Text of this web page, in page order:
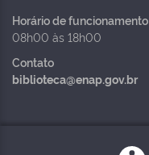
Horário de funcionamento
08h00 às 18h00
Contato
biblioteca@enap.gov.br